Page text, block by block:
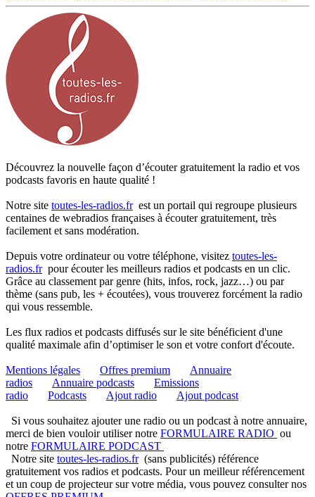
Découvrez la nouvelle façon d’écouter gratuitement la radio et vos
podcasts favoris en haute qualité !
Notre site toutes-les-radios.frest un portail qui regroupe plusieurs
centaines de webradios françaises à écouter gratuitement, très
facilement et sans modération.
Depuis votre ordinateur ou votre téléphone, visitez toutes-les-
radios.frpour écouter les meilleurs radios et podcasts en un clic.
Grâce au classement par genre (hits, infos, rock, jazz…) ou par
thème (sans pub, les + écoutées), vous trouverez forcément la radio
qui vous ressemble.
Les flux radios et podcasts diffusés sur le site bénéficient d'une
qualité maximale afin d’optimiser le son et votre confort d'écoute.
Mentions légales Offres premium
Annuaire
radios
Annuaire podcasts
Emissions
radio
Podcasts Ajout radio Ajout podcast
Si vous souhaitez ajouter une radio ou un podcast à notre annuaire,
merci de bien vouloir utiliser notre FORMULAIRE RADIO ou
notre FORMULAIRE PODCAST
Notre site toutes-les-radios.fr(sans publicités) référence
gratuitement vos radios et podcasts. Pour un meilleur référencement
et un coup de projecteur sur votre média, vous pouvez consulter nos